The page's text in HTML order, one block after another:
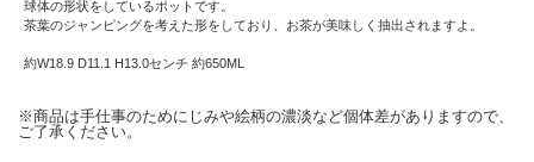
球体の形状をしているポットです。
茶葉のジャンピングを考えた形をしており、お茶が美味しく抽出されますよ。
約W18.9 D11.1 H13.0センチ 約650ML
※商品は手仕事のためにじみや絵柄の濃淡など個体差がありますので、
ご了承ください。